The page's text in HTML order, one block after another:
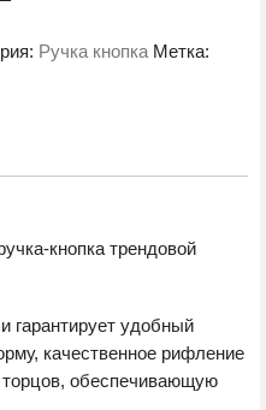
Ручка кнопка Метка:
кнопка трендовой
гарантирует удобный
качественное рифление
обеспечивающую